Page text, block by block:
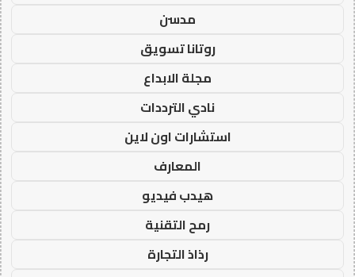
مدسن
روتانا تسويق
مجلة الابداع
نادي الترددات
استشارات اون لاين
المعارف
هيدب فيديو
رمح التقنية
رذاذ التجارة